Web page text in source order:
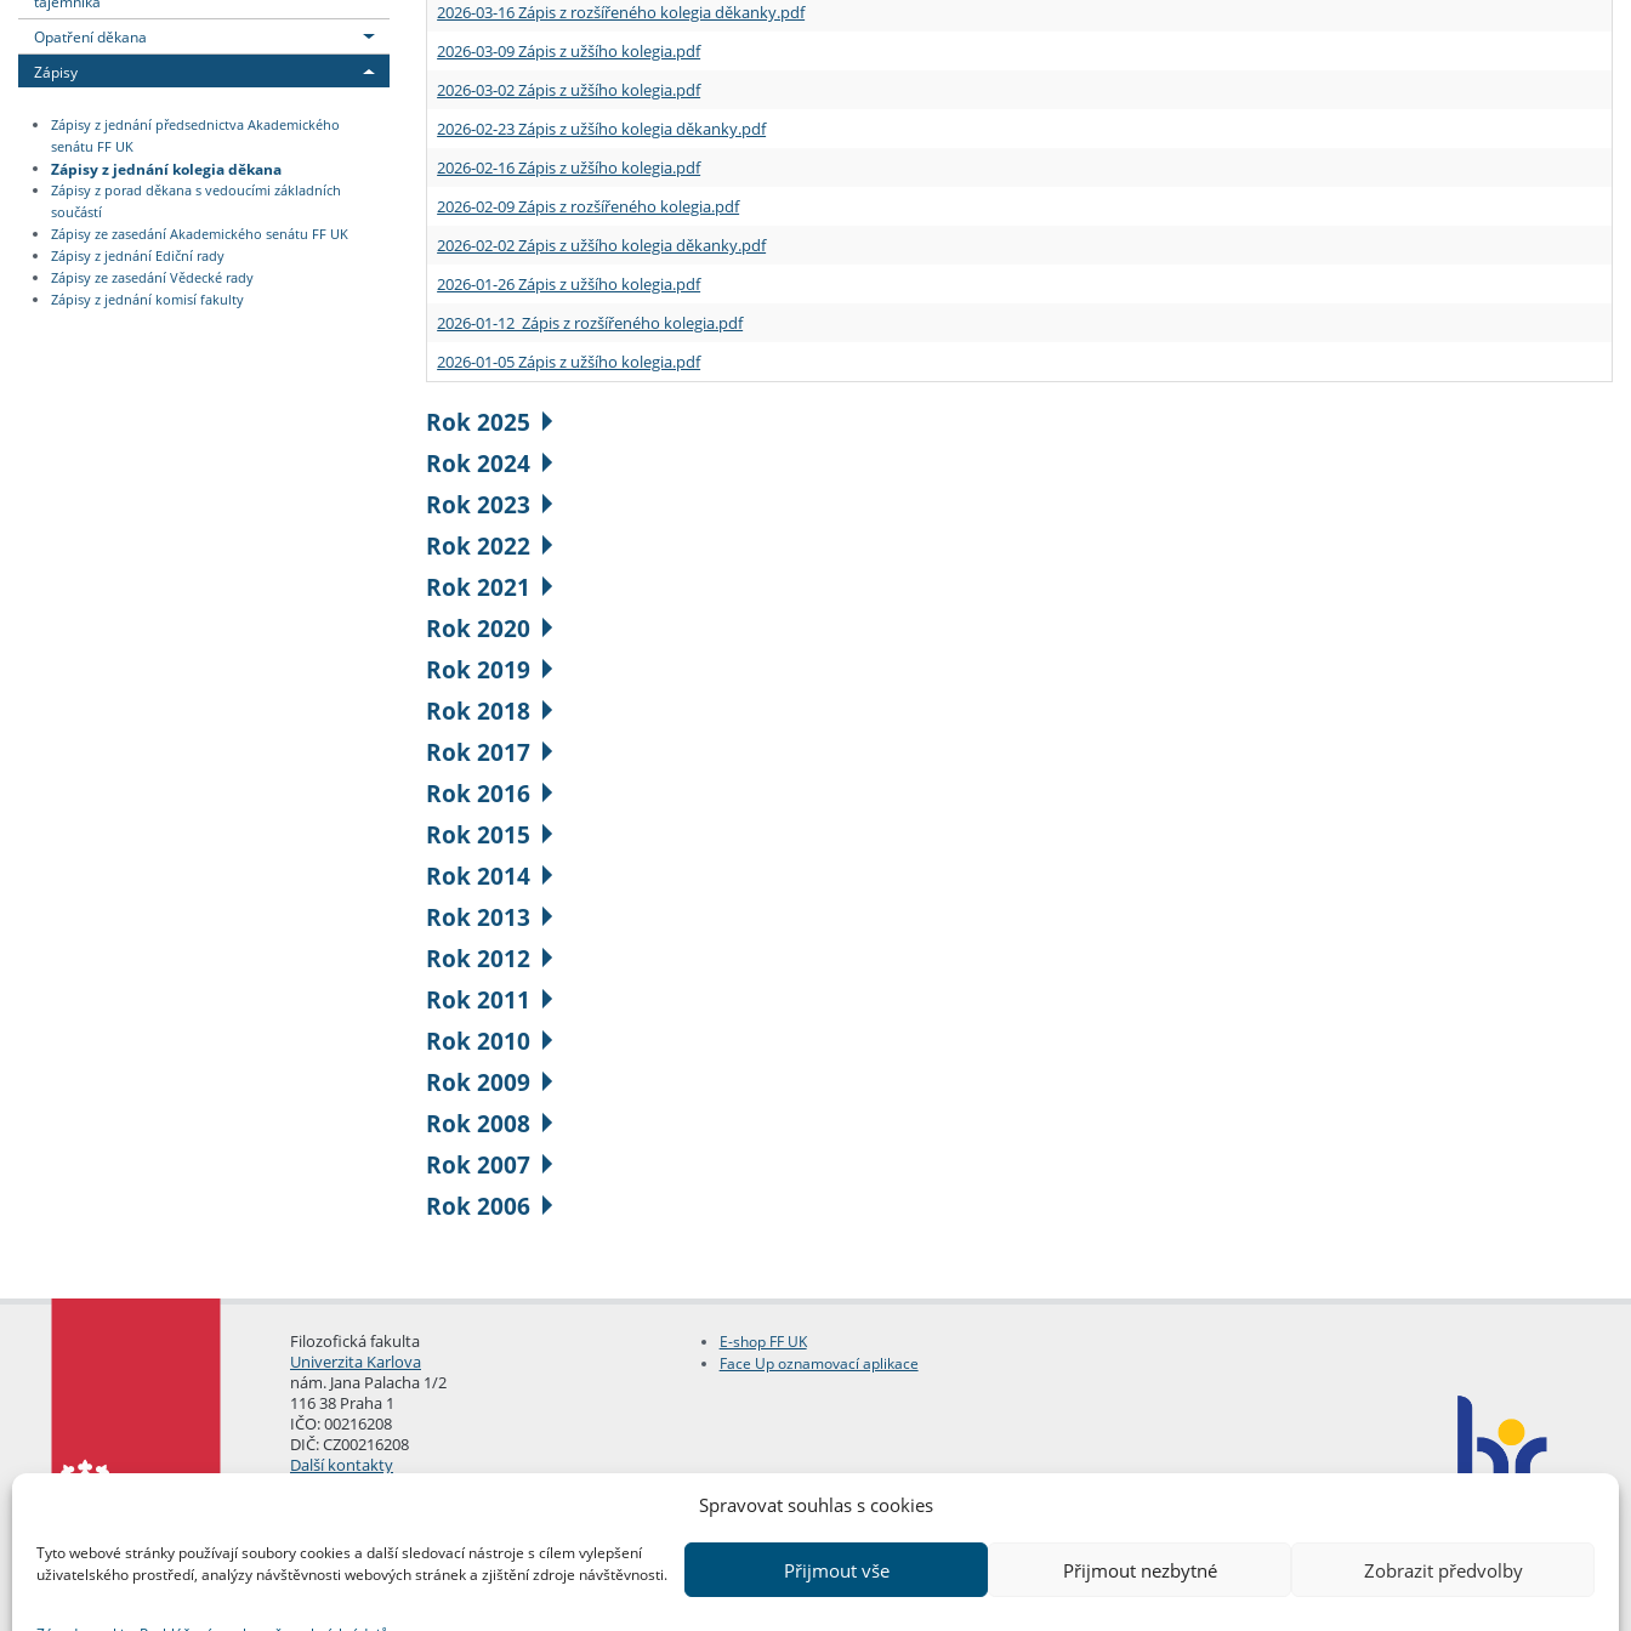
Spravovat souhlas s cookies
Tyto webové stránky používají soubory cookies a další sledovací nástroje s cílem vylepšení
uživatelského prostředí, analýzy návštěvnosti webových stránek a zjištění zdroje návštěvnosti.
Přijmout vše Přijmout nezbytné Zobrazit předvolby
Opatření děkana
Zápisy
Zápisy z jednání předsednictva Akademického
senátu FF UK
Zápisy z jednání kolegia děkana
Zápisy z porad děkana s vedoucími základních
součástí
Zápisy ze zasedání Akademického senátu FF UK
Zápisy z jednání Ediční rady
Zápisy ze zasedání Vědecké rady
Zápisy z jednání komisí fakulty
2026-03-16 Zápis z rozšířeného kolegia děkanky.pdf
2026-03-09 Zápis z užšího kolegia.pdf
2026-03-02 Zápis z užšího kolegia.pdf
2026-02-23 Zápis z užšího kolegia děkanky.pdf
2026-02-16 Zápis z užšího kolegia.pdf
2026-02-09 Zápis z rozšířeného kolegia.pdf
2026-02-02 Zápis z užšího kolegia děkanky.pdf
2026-01-26 Zápis z užšího kolegia.pdf
2026-01-12 Zápis z rozšířeného kolegia.pdf
2026-01-05 Zápis z užšího kolegia.pdf
Rok 2025
Rok 2024
Rok 2023
Rok 2022
Rok 2021
Rok 2020
Rok 2019
Rok 2018
Rok 2017
Rok 2016
Rok 2015
Rok 2014
Rok 2013
Rok 2012
Rok 2011
Rok 2010
Rok 2009
Rok 2008
Rok 2007
Rok 2006
Filozofická fakulta
Univerzita Karlova
nám. Jana Palacha 1/2
116 38 Praha 1
IČO: 00216208
DIČ: CZ00216208
Další kontakty
E-shop FF UK
Face Up oznamovací aplikace